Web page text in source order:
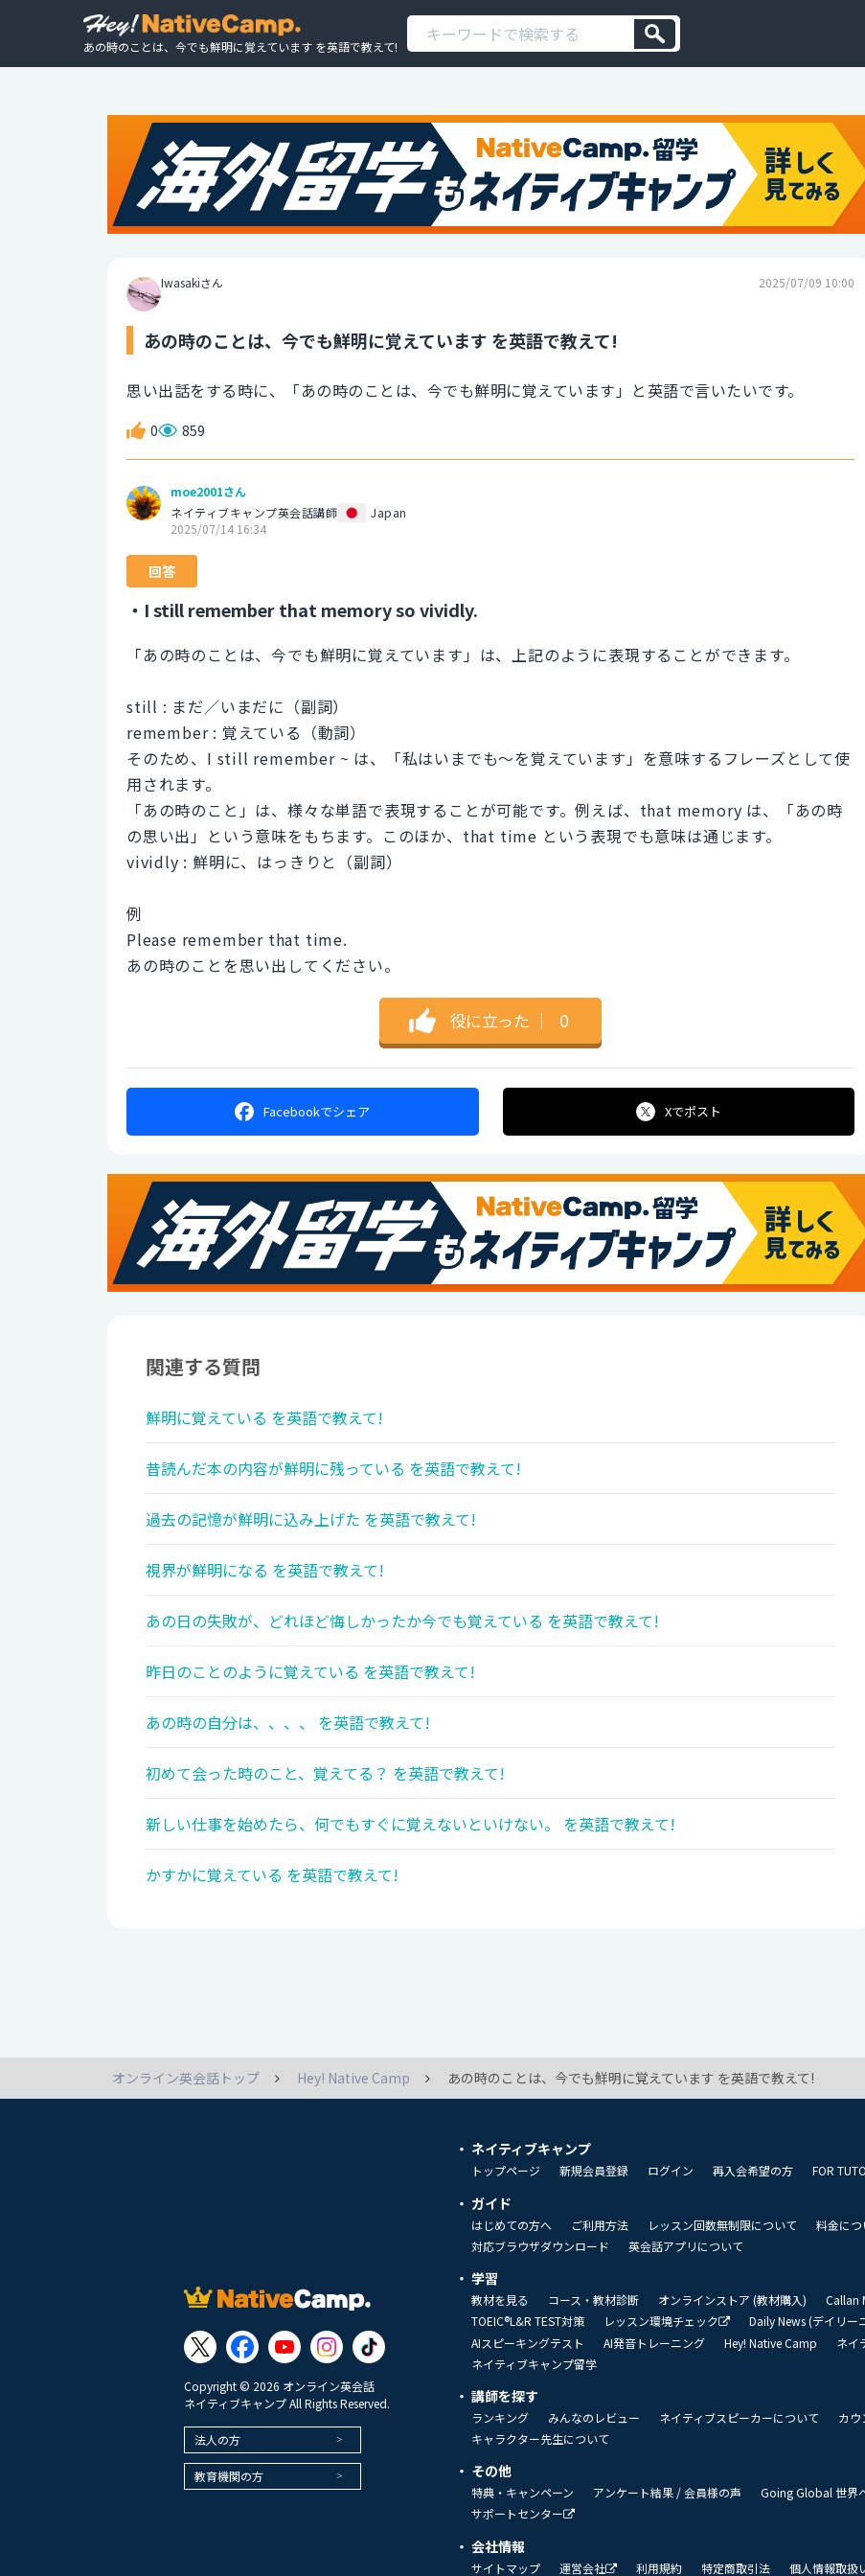
あの時のことは、今でも鮮明に覚えています を英語で教えて!
Iwasakiさん 2025/07/09 10:00
あの時のことは、今でも鮮明に覚えています を英語で教えて!
思い出話をする時に、「あの時のことは、今でも鮮明に覚えています」と英語で言いたいです。
0 859
moe2001さん
ネイティブキャンプ英会話講師
Japan
2025/07/14 16:34
回答
・I still remember that memory so vividly.
「あの時のことは、今でも鮮明に覚えています」は、上記のように表現することができます。
still : まだ／いまだに（副詞）
remember : 覚えている（動詞）
そのため、I still remember ~ は、「私はいまでも～を覚えています」を意味するフレーズとして使
用されます。
「あの時のこと」は、様々な単語で表現することが可能です。例えば、that memory は、「あの時
の思い出」という意味をもちます。このほか、that time という表現でも意味は通じます。
vividly : 鮮明に、はっきりと（副詞）
例
Please remember that time.
あの時のことを思い出してください。
役に立った ｜ 0
Facebookでシェア Xでポスト
関連する質問
鮮明に覚えている を英語で教えて!
昔読んだ本の内容が鮮明に残っている を英語で教えて!
過去の記憶が鮮明に込み上げた を英語で教えて!
視界が鮮明になる を英語で教えて!
あの日の失敗が、どれほど悔しかったか今でも覚えている を英語で教えて!
昨日のことのように覚えている を英語で教えて!
あの時の自分は、、、、 を英語で教えて!
初めて会った時のこと、覚えてる？ を英語で教えて!
新しい仕事を始めたら、何でもすぐに覚えないといけない。 を英語で教えて!
かすかに覚えている を英語で教えて!
オンライン英会話トップ Hey! Native Camp あの時のことは、今でも鮮明に覚えています を英語で教えて!
Copyright © 2026 オンライン英会話
ネイティブキャンプ All Rights Reserved.
法人の方
教育機関の方
ネイティブキャンプ
トップページ 新規会員登録 ログイン 再入会希望の方 FOR
ガイド
はじめての方へ ご利用方法 レッスン回数無制限について 料金につ
対応ブラウザダウンロード
英会話アプリについて
学習
教材を見る コース・教材診断 オンラインストア (教材購入)
Callan
TOEIC®L&R TEST対策
レッスン環境チェック Daily News (デイリー
AIスピーキングテスト
AI発音トレーニング Hey! Native Camp ネイ
ネイティブキャンプ留学
講師を探す
ランキング みんなのレビュー ネイティブスピーカーについて
カウ
キャラクター先生について
その他
特典・キャンペーン アンケート結果 / 会員様の声 Going Global 世界
サポートセンター
会社情報
サイトマップ 運営会社 利用規約 特定商取引法 個人情報取扱